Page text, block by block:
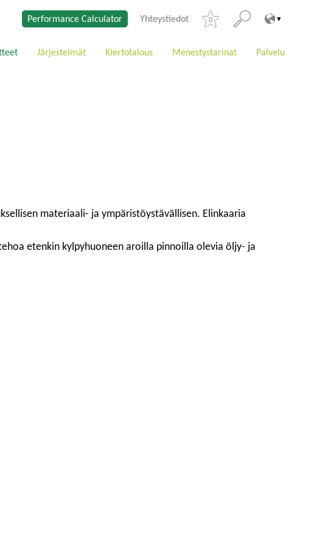
Performance Calculator Yhteystiedot 0
Järjestelmät Kiertotalous Menestystarinat Palvelu
materiaali- ja ympäristöystävällisen. Elinkaaria
etenkin kylpyhuoneen aroilla pinnoilla olevia öljy- ja